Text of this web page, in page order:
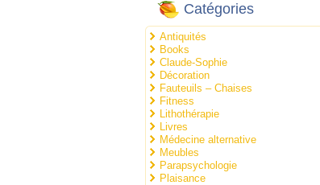
Catégories
Antiquités
Books
Claude-Sophie
Décoration
Fauteuils – Chaises
Fitness
Lithothérapie
Livres
Médecine alternative
Meubles
Parapsychologie
Plaisance